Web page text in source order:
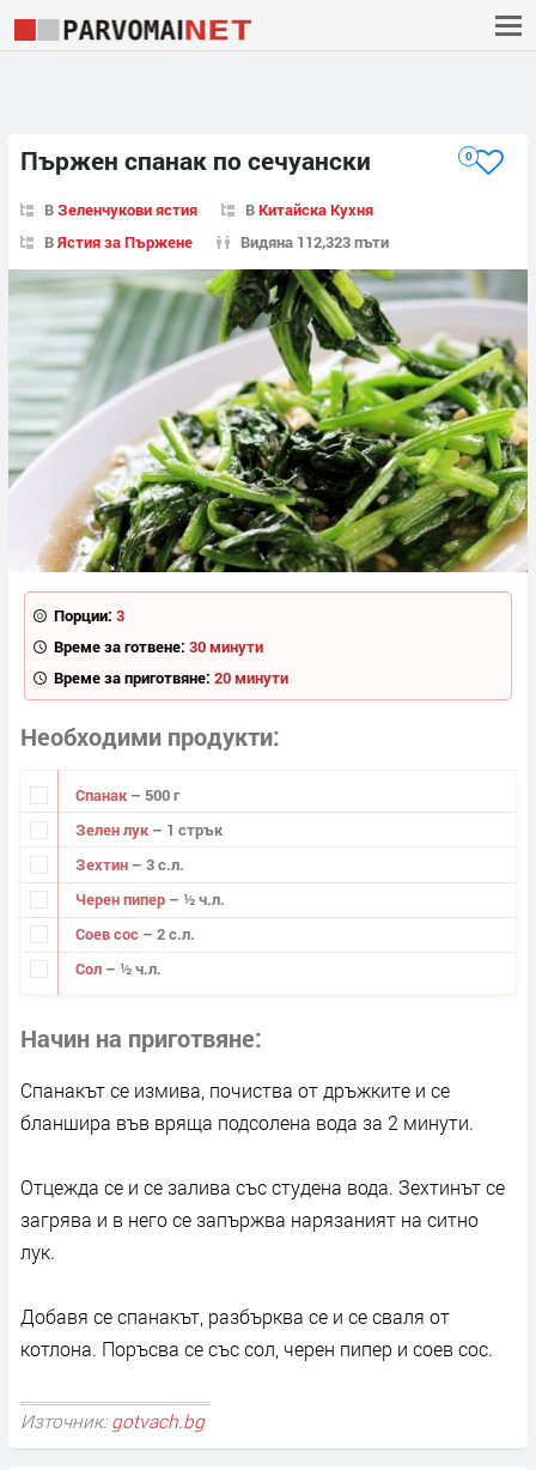
Пържен спанак по сечуански 0
ВЗеленчукови ястия ВКитайска Кухня
ВЯстия за Пържене Видяна 112,323 пъти
Порции: 3
Време за готвене: 30 минути
Време за приготвяне: 20 минути
Необходими продукти
Спанак – 500 г
Зелен лук – 1 стрък
Зехтин – 3 с.л.
Черен пипер – ½ ч.л.
Соев сос – 2 с.л.
Сол – ½ ч.л.
Начин на приготвяне
Спанакът се измива, почиства от дръжките и се
бланшира във вряща подсолена вода за 2 минути.
Отцежда се и се залива със студена вода. Зехтинът се
загрява и в него се запържва нарязаният на ситно
лук.
Добавя се спанакът, разбърква се и се сваля от
котлона. Поръсва се със сол, черен пипер и соев сос.
Източник: gotvach.bg